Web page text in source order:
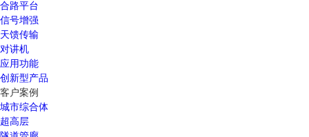
合路平台
信号增强
天馈传输
对讲机
应用功能
创新型产品
客户案例
城市综合体
超高层